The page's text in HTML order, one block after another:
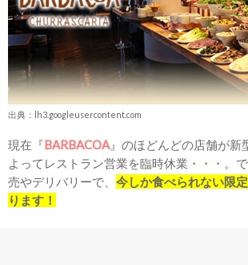
出典：lh3.googleusercontent.com
現在『BARBACOA』のほどんどの店舗が新
よってレストラン営業を臨時休業・・・。
売やデリバリーで、 今しか食べられない限
ります！